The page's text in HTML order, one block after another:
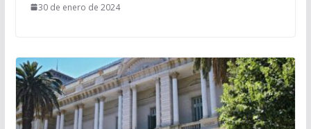
30 de enero de 2024